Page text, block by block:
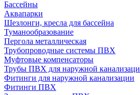
Бассейны
Аквапарки
Шезлонги, кресла для бассейна
Туманообразование
Пергола металлическая
Трубопроводные системы ПВХ
Муфтовые компенсаторы
Трубы ПВХ для наружной
Фитинги для наружной канализации
Фитинги ПВХ